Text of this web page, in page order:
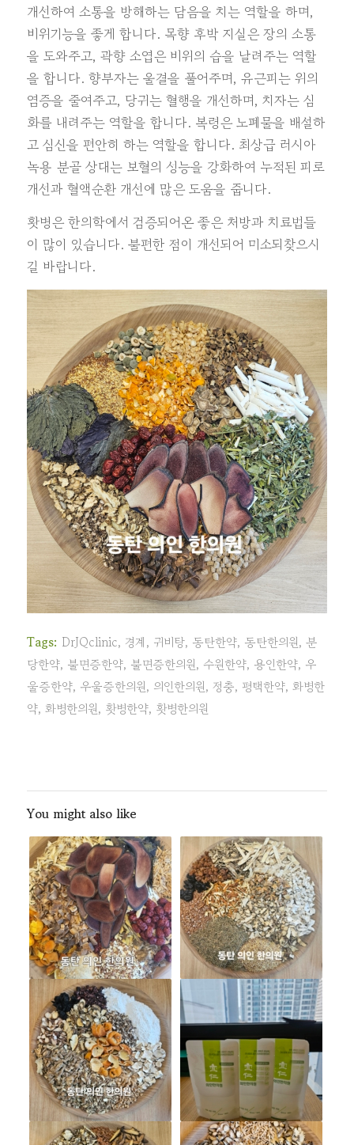
개선하여 소통을 방해하는 담음을 치는 역할을 하며,
비위기능을 좋게 합니다. 목향 후박 지실은 장의 소통
을 도와주고, 곽향 소엽은 비위의 습을 날려주는 역할
을 합니다. 향부자는 울결을 풀어주며, 유근피는 위의
염증을 줄여주고, 당귀는 혈행을 개선하며, 치자는 심
화를 내려주는 역할을 합니다. 복령은 노폐물을 배설하
고 심신을 편안히 하는 역할을 합니다. 최상급 러시아
녹용 분골 상대는 보혈의 성능을 강화하여 누적된 피로
개선과 혈액순환 개선에 많은 도움을 줍니다.
홧병은 한의학에서 검증되어온 좋은 처방과 치료법들
이 많이 있습니다. 불편한 점이 개선되어 미소되찾으시
길 바랍니다.
Tags: DrJQclinic, 경계, 귀비탕, 동탄한약, 동탄한의원, 분
당한약, 불면증한약, 불면증한의원, 수원한약, 용인한약, 우
울증한약, 우울증한의원, 의인한의원, 정충, 평택한약, 화병한
약, 화병한의원, 홧병한약, 홧병한의원
You might also like